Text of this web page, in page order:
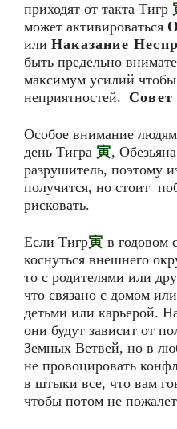
приходят от такта Тигр
может активироваться
или Наказание
быть предельно
максимум усилий чтобы
неприятностей.
Особое внимание
день Тигра 寅, Обезьяна
разрушитель, поэтому
получится, но стоит
рисковать.
Если Тигр寅 в годовом
коснуться внешнего
то с родителями или
что связано с домом
детьми или карьерой.
они будут зависит от
Земных Ветвей, но в
не провоцировать
в штыки все, что вам
чтобы потом не